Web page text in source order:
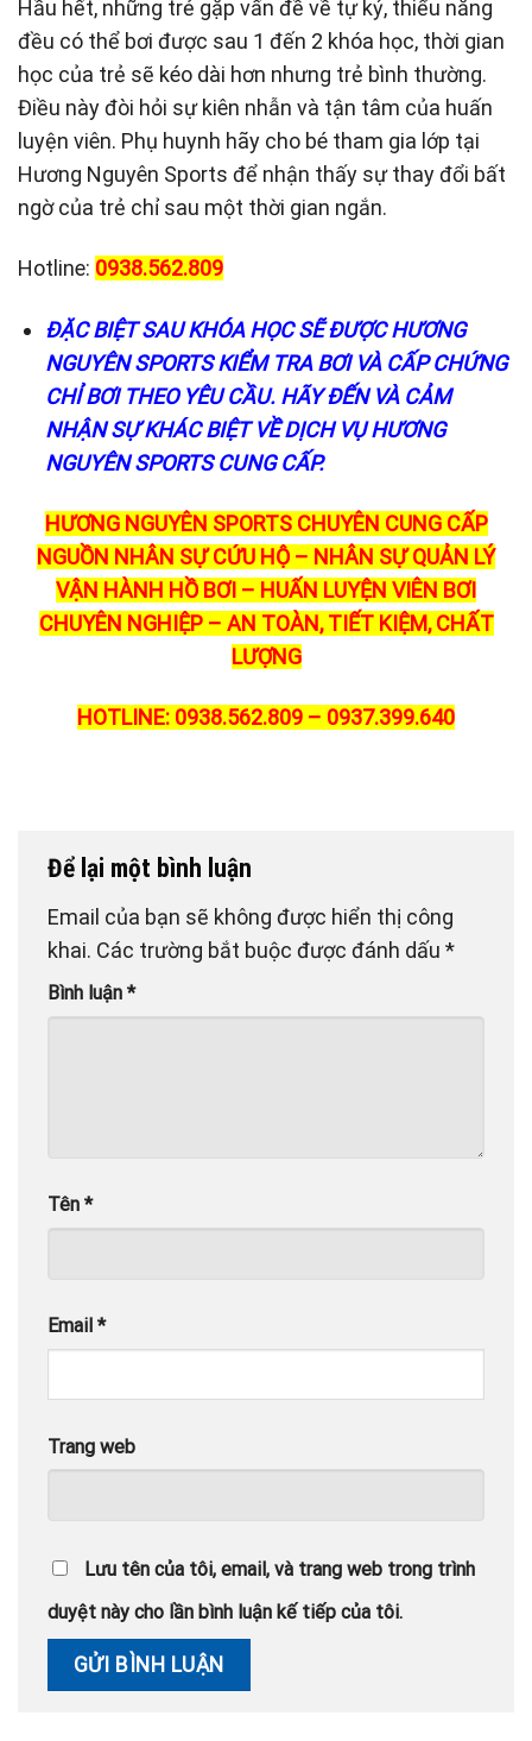
Hầu hết, những trẻ gặp vấn đề về tự kỷ, thiểu năng
đều có thể bơi được sau 1 đến 2 khóa học, thời gian
học của trẻ sẽ kéo dài hơn nhưng trẻ bình thường.
Điều này đòi hỏi sự kiên nhẫn và tận tâm của huấn
luyện viên. Phụ huynh hãy cho bé tham gia lớp tại
Hương Nguyên Sports để nhận thấy sự thay đổi bất
ngờ của trẻ chỉ sau một thời gian ngắn.
Hotline: 0938.562.809
ĐẶC BIỆT SAU KHÓA HỌC SẼ ĐƯỢC HƯƠNG
NGUYÊN SPORTS KIỂM TRA BƠI VÀ CẤP CHỨNG
CHỈ BƠI THEO YÊU CẦU. HÃY ĐẾN VÀ CẢM
NHẬN SỰ KHÁC BIỆT VỀ DỊCH VỤ HƯƠNG
NGUYÊN SPORTS CUNG CẤP.
HƯƠNG NGUYÊN SPORTS CHUYÊN CUNG CẤP
NGUỒN NHÂN SỰ CỨU HỘ – NHÂN SỰ QUẢN LÝ
VẬN HÀNH HỒ BƠI – HUẤN LUYỆN VIÊN BƠI
CHUYÊN NGHIỆP – AN TOÀN, TIẾT KIỆM, CHẤT
LƯỢNG
HOTLINE: 0938.562.809 – 0937.399.640
Để lại một bình luận
Email của bạn sẽ không được hiển thị công
khai. Các trường bắt buộc được đánh dấu *
Bình luận *
Tên *
Email *
Trang web
Lưu tên của tôi, email, và trang web trong trình
duyệt này cho lần bình luận kế tiếp của tôi.